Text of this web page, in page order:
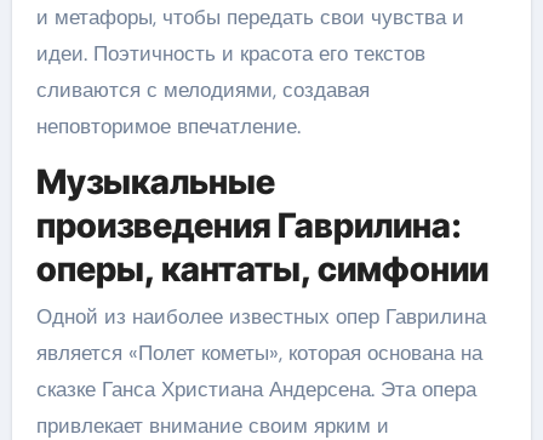
и метафоры, чтобы передать свои чувства и
идеи. Поэтичность и красота его текстов
сливаются с мелодиями, создавая
неповторимое впечатление.
Музыкальные
произведения Гаврилина:
оперы, кантаты, симфонии
Одной из наиболее известных опер Гаврилина
является «Полет кометы», которая основана на
сказке Ганса Христиана Андерсена. Эта опера
привлекает внимание своим ярким и